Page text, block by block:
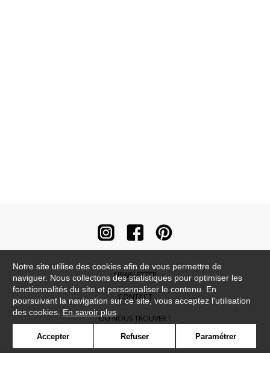
NEWSLETTER
CONTACT
OÙ NOUS TROUVER ?
CONTRACT
Notre site utilise des cookies afin de vous permettre de
naviguer. Nous collectons des statistiques pour optimiser les
fonctionnalités du site et personnaliser le contenu. En
poursuivant la navigation sur ce site, vous acceptez l'utilisation
des cookies. En savoir plus
Accepter Refuser Paramétrer